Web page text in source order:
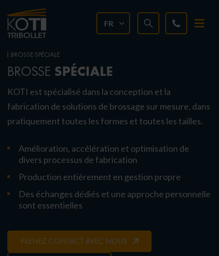
FR
BROSSE SPÉCIALE
BROSSE SPÉCIALE
KOTI est spécialisé dans la conception et la
fabrication de solutions de brossage sur mesure, dans
pratiquement toutes les formes et toutes les tailles.
Amélioration, accélération et optimisation de
divers processus de fabrication
Production entièrement en gestion propre
Des échanges dédiés et une approche personnelle
sont essentielles
PRENEZ CONTACT AVEC NOUS